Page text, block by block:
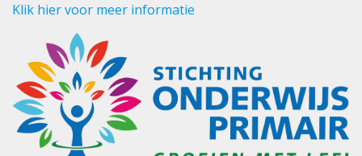
Klik hier voor meer informatie